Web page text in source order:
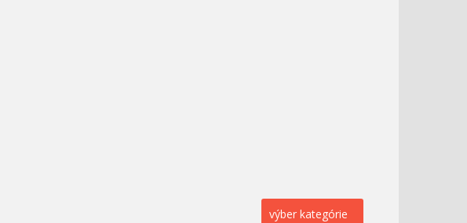
výber kategórie